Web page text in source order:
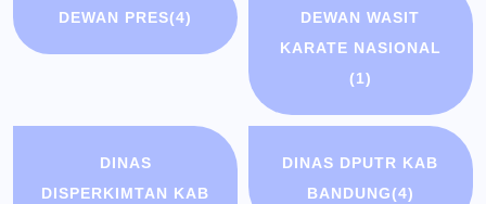
DEWAN PRES(4)
DEWAN WASIT
KARATE NASIONAL
(1)
DINAS
DISPERKIMTAN KAB
DINAS DPUTR KAB
BANDUNG(4)